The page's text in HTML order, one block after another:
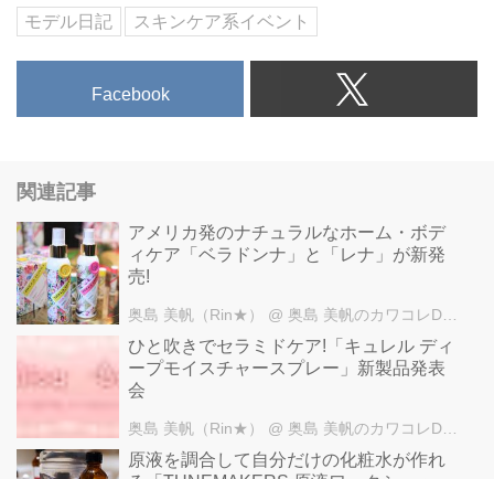
モデル日記 スキンケア系イベント
Facebook
関連記事
アメリカ発のナチュラルなホーム・ボデ
ィケア「ベラドンナ」と「レナ」が新発
売!
奥島 美帆（Rin★） @ 奥島 美帆のカワコレDINO
ひと吹きでセラミドケア!「キュレル ディ
ープモイスチャースプレー」新製品発表
会
奥島 美帆（Rin★） @ 奥島 美帆のカワコレDINO
原液を調合して自分だけの化粧水が作れ